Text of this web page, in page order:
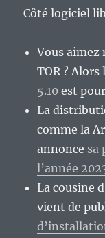
Côté logiciel
Vous aimez
TOR ?
5.10 est
La
comme la
annonce sa
l’année
La cousine
vient de